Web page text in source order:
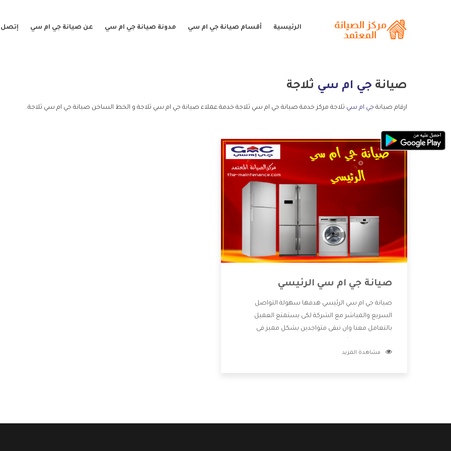
الرئيسية أقسام صيانة جي ام سي مدونة صيانة جي ام سي عن صيانة جي ام سي إتصل
صيانة جي ام سي ثلاجة
ارقام صيانة جي ام سي ثلاجة مركز خدمة صيانة جي ام سي ثلاجة خدمة عملاء صيانة جي ام سي ثلاجة و الخط الساخن صيانة جي ام سي ثلاجة.
صيانة جي ام سي الرئيسي
صيانة جي ام سي الرئيسي هدفها سهولة التواصل
السريع والمباشر مع الشركة لكى يستمتع العميل
بالتعامل معنا وان نبقى متواجدين بشكل مميز فى
للعميل وان يستمتع بالخدمات التى تنفرد الشركة بها
مشاهدة المزيد